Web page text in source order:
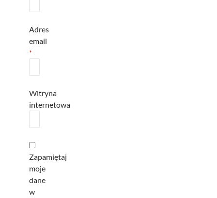
Adres
email
*
Witryna
internetowa
Zapamiętaj
moje
dane
w